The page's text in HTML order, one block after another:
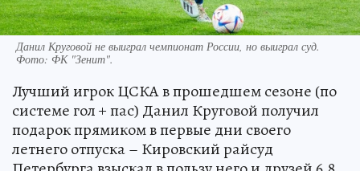
Данил Круговой не выиграл чемпионат России, но выиграл суд.
Фото: ФК "Зенит".
Лучший игрок ЦСКА в прошедшем сезоне (по
системе гол + пас) Данил Круговой получил
подарок прямиком в первые дни своего
летнего отпуска – Кировский райсуд